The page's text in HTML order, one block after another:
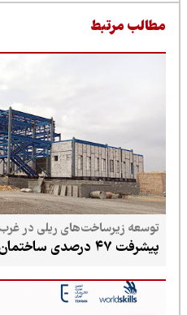
مرتبط
توسعه زیرساخت‌های ریلی در غرب
پیشرفت ۴۷ درصدی ساختمان ایستگاه راه‌آهن سبزوار